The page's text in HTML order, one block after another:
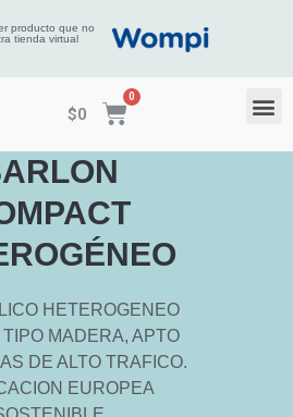
producto que no
tienda virtual
$0
HETEROGENEO
TIPO MADERA, APTO
DE ALTO TRAFICO.
EUROPEA